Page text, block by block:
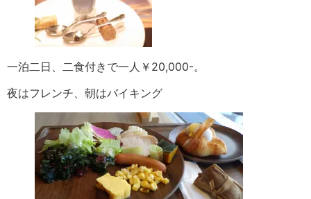
一泊二日、二食付きで一人￥20,000-。
夜はフレンチ、朝はバイキング